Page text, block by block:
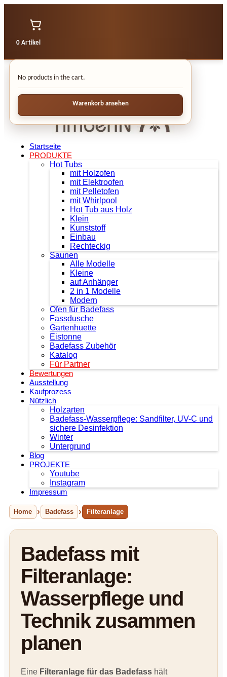
0 Artikel
No products in the cart.
Warenkorb ansehen
Startseite
PRODUKTE
Hot Tubs
mit Holzofen
mit Elektroofen
mit Pelletofen
mit Whirlpool
Hot Tub aus Holz
Klein
Kunststoff
Einbau
Rechteckig
Saunen
Alle Modelle
Kleine
auf Anhänger
2 in 1 Modelle
Modern
Ofen für Badefass
Fassdusche
Gartenhuette
Eistonne
Badefass Zubehör
Katalog
Für Partner
Bewertungen
Ausstellung
Kaufprozess
Nützlich
Holzarten
Badefass-Wasserpflege: Sandfilter, UV-C und
sichere Desinfektion
Winter
Untergrund
Blog
PROJEKTE
Youtube
Instagram
Impressum
Home Badefass Filteranlage
Badefass mit
Filteranlage:
Wasserpflege und
Technik zusammen
planen
Eine Filteranlage für das Badefass hält